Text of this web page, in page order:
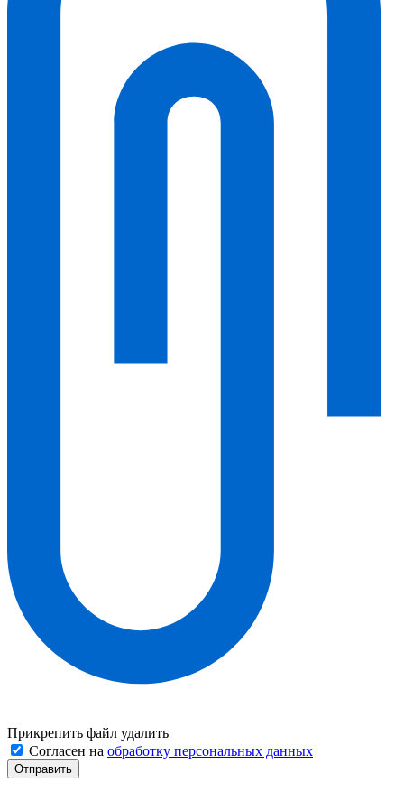
Прикрепить файл удалить
Согласен на обработку персональных данных